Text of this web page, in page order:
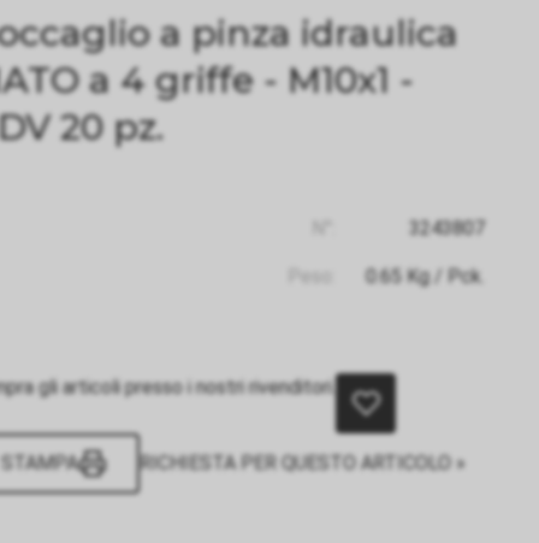
a pinza idraulica
a 4 griffe - M10x1 -
20 pz.
3243807
Peso: 0.65 Kg / Pck.
gli articoli presso i nostri rivenditori.
STAMPA RICHIESTA PER QUESTO ARTICOLO »